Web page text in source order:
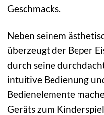
Geschmacks.
Neben seinem
überzeugt der Beper
durch seine
intuitive Bedienung
Bedienelemente
Geräts zum